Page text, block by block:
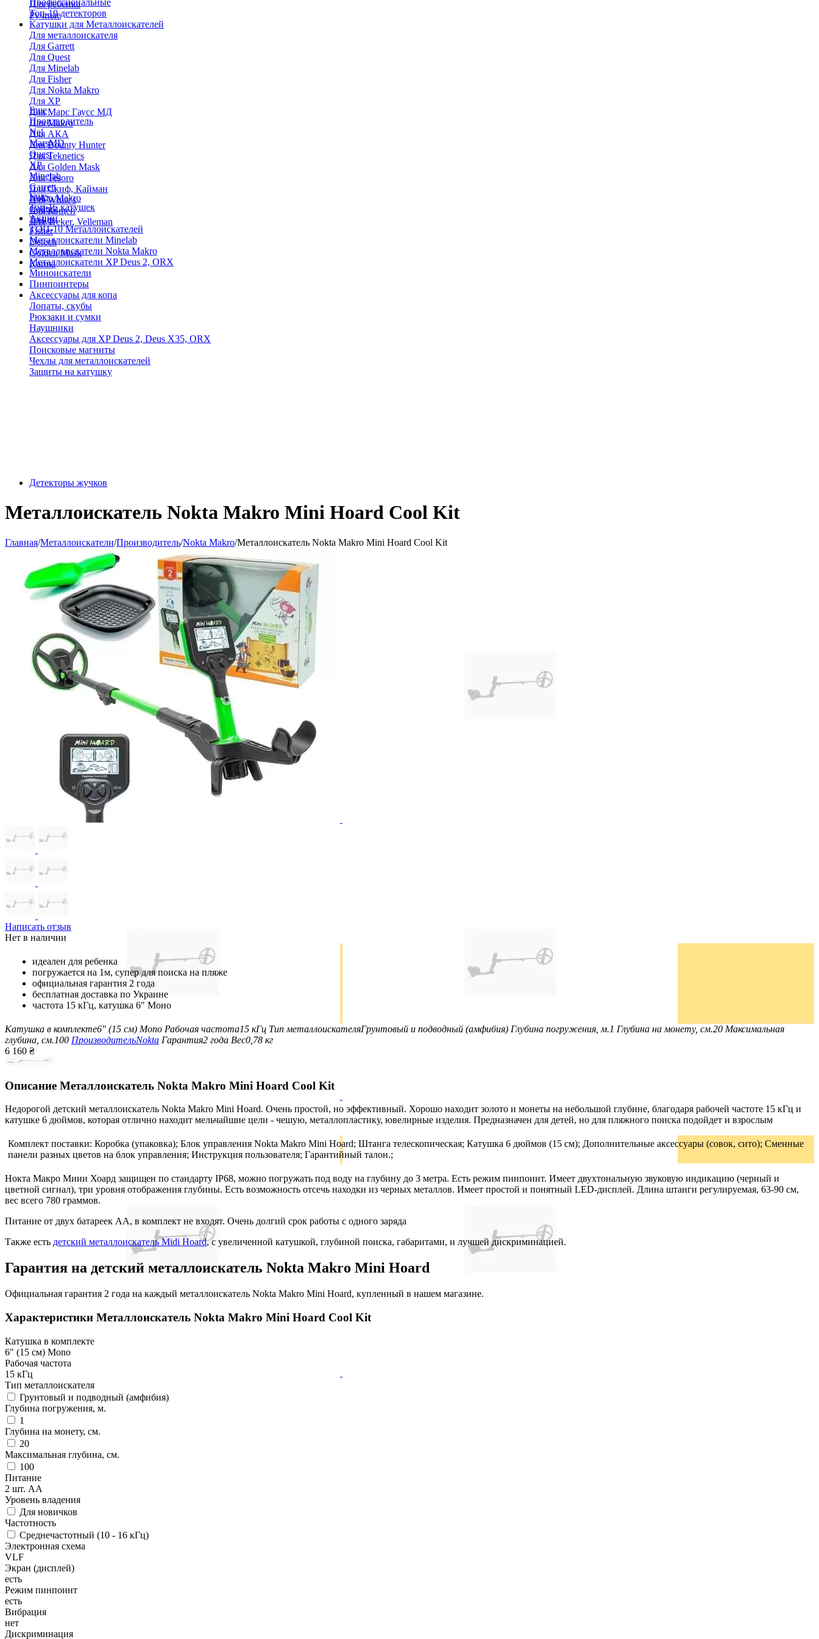
Для ребенка
Ручные
Профессиональные
Топ-10 детекторов
Катушки для Металлоискателей
Для металлоискателя
Для Garrett
Для Quest
Для Minelab
Для Fisher
Для Nokta Makro
Для XP
Для Марс Гаусс МД
Для Makro
Для АКА
Для Bounty Hunter
Для Teknetics
Для Golden Mask
Для Tesoro
Для Скиф, Кайман
Для White's
Для Кощей
Для Treker, Velleman
Еще
Производитель
Nel
MarsMD
Quest
XP
Minelab
Garrett
Nokta Makro
Coiltek
Treker
Fisher
Detech
Golden Mask
Karma
Еще
Топ-15 катушек
Акции
ТОП-10 Металлоискателей
Металлоискатели Minelab
Металлоискатели Nokta Makro
Металлоискатели XP Deus 2, ORX
Миноискатели
Пинпоинтеры
Аксессуары для копа
Лопаты, скубы
Рюкзаки и сумки
Наушники
Аксессуары для XP Deus 2, Deus X35, ORX
Поисковые магниты
Чехлы для металлоискателей
Защиты на катушку
Детекторы жучков
Металлоискатель Nokta Makro Mini Hoard Cool Kit
Главная/Металлоискатели/Производитель/Nokta Makro/Металлоискатель Nokta Makro Mini Hoard Cool Kit
Написать отзыв
Нет в наличии
идеален для ребенка
погружается на 1м, супер для поиска на пляже
официальная гарантия 2 года
бесплатная доставка по Украине
частота 15 кГц, катушка 6" Моно
Катушка в комплекте6" (15 см) Mono Рабочая частота15 кГц Тип металлоискателяГрунтовый и подводный (амфибия) Глубина погружения, м.1 Глубина на монету, см.20 Максимальная
глубина, см.100 ПроизводительNokta Гарантия2 года Вес0,78 кг
6 160 ₴
Описание Металлоискатель Nokta Makro Mini Hoard Cool Kit
Недорогой детский металлоискатель Nokta Makro Mini Hoard. Очень простой, но эффективный. Хорошо находит золото и монеты на небольшой глубине, благодаря рабочей частоте 15 кГц и
катушке 6 дюймов, которая отлично находит мельчайшие цели - чешую, металлопластику, ювелирные изделия. Предназначен для детей, но для пляжного поиска подойдет и взрослым
Комплект поставки: Коробка (упаковка); Блок управления Nokta Makro Mini Hoard; Штанга телескопическая; Катушка 6 дюймов (15 см); Дополнительные аксессуары (совок, сито); Сменные
панели разных цветов на блок управления; Инструкция пользователя; Гарантийный талон.;
Нокта Макро Мини Хоард защищен по стандарту IP68, можно погружать под воду на глубину до 3 метра. Есть режим пинпоинт. Имеет двухтональную звуковую индикацию (черный и
цветной сигнал), три уровня отображения глубины. Есть возможность отсечь находки из черных металлов. Имеет простой и понятный LED-дисплей. Длина штанги регулируемая, 63-90 см,
вес всего 780 граммов.
Питание от двух батареек АА, в комплект не входят. Очень долгий срок работы с одного заряда
Также есть детский металлоискатель Midi Hoard, с увеличенной катушкой, глубиной поиска, габаритами, и лучшей дискриминацией.
Гарантия на детский металлоискатель Nokta Makro Mini Hoard
Официальная гарантия 2 года на каждый металлоискатель Nokta Makro Mini Hoard, купленный в нашем магазине.
Характеристики Металлоискатель Nokta Makro Mini Hoard Cool Kit
Катушка в комплекте
6" (15 см) Mono
Рабочая частота
15 кГц
Тип металлоискателя
Грунтовый и подводный (амфибия)
Глубина погружения, м.
1
Глубина на монету, см.
20
Максимальная глубина, см.
100
Питание
2 шт. АА
Уровень владения
Для новичков
Частотность
Среднечастотный (10 - 16 кГц)
Электронная схема
VLF
Экран (дисплей)
есть
Режим пинпоинт
есть
Вибрация
нет
Дискриминация